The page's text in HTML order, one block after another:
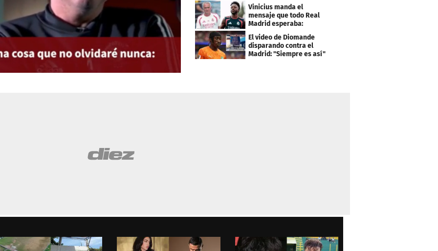
el PSG
Vinicius manda el
mensaje que todo Real
Madrid esperaba:
"Mourinho..."
El video de Diomande
disparando contra el
Madrid: "Siempre es así"